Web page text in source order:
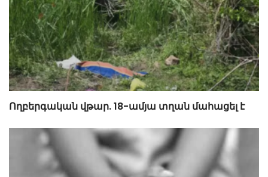
Ողբերգական վթար. 18-ամյա տղան մահացել է